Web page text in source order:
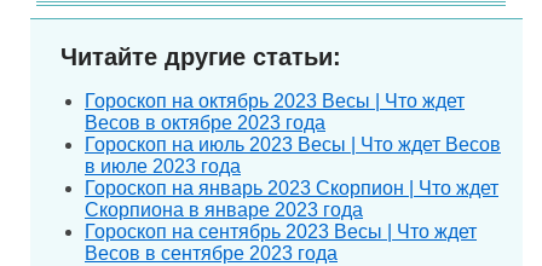
Читайте другие статьи:
Гороскоп на октябрь 2023 Весы | Что ждет
Весов в октябре 2023 года
Гороскоп на июль 2023 Весы | Что ждет Весов
в июле 2023 года
Гороскоп на январь 2023 Скорпион | Что ждет
Скорпиона в январе 2023 года
Гороскоп на сентябрь 2023 Весы | Что ждет
Весов в сентябре 2023 года